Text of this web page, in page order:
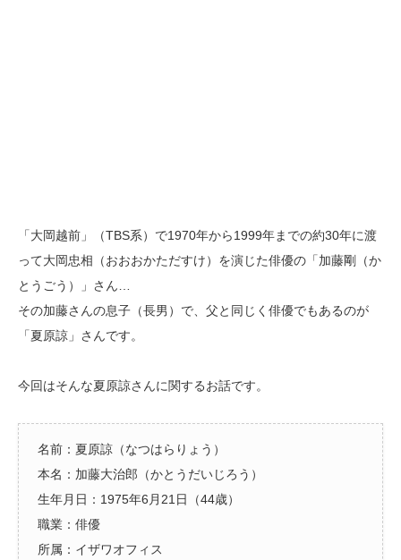
「大岡越前」（TBS系）で1970年から1999年までの約30年に渡
って大岡忠相（おおおかただすけ）を演じた俳優の「加藤剛（か
とうごう）」さん…
その加藤さんの息子（長男）で、父と同じく俳優でもあるのが
「夏原諒」さんです。
今回はそんな夏原諒さんに関するお話です。
名前：夏原諒（なつはらりょう）
本名：加藤大治郎（かとうだいじろう）
生年月日：1975年6月21日（44歳）
職業：俳優
所属：イザワオフィス